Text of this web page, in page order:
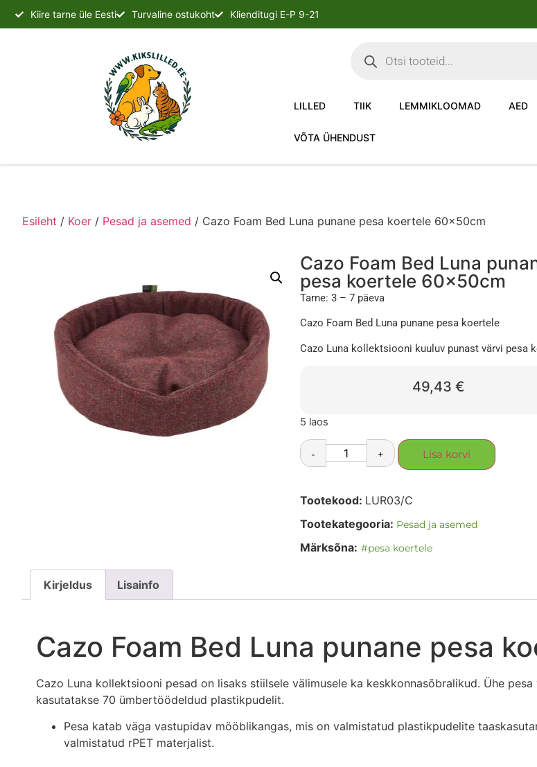
Kiire tarne üle Eesti Turvaline ostukoht Klienditugi E-P 9-21
LILLED TIIK LEMMIKLOOMAD AED
VÕTA ÜHENDUST
Esileht / Koer / Pesad ja asemed / Cazo Foam Bed Luna punane pesa koertele 60x50cm
Cazo Foam Bed Luna
pesa koertele 60x50cm
Tarne: 3 – 7 päeva
Cazo Foam Bed Luna punane pesa koertele
Cazo Luna kollektsiooni kuuluv punast värvi pesa
49,43€
5 laos
- + Lisa korvi
Tootekood: LUR03/C
Tootekategooria: Pesad ja asemed
Märksõna: #pesa koertele
Kirjeldus Lisainfo
Cazo Foam Bed Luna punane pesa
Cazo Luna kollektsiooni pesad on lisaks stiilsele välimusele ka keskkonnasõbralikud. Ühe pesa
kasutatakse 70 ümbertöödeldud plastikpudelit.
Pesa katab väga vastupidav mööblikangas, mis on valmistatud plastikpudelite
valmistatud rPET materjalist.